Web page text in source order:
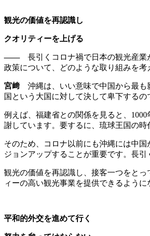
観光の価値を再認識し
クオリティーを上げる
――長引くコロナ禍で日本の観光産業
政策について、どのような取り組みを考
宮﨑 沖縄は、いい意味で中国から最も
国という大国に対して決して卑下する
例えば、福建省との関係を見ると、
謝しています。要するに、琉球王国の
そのため、コロナ以前にも沖縄には中
ジョンアップすることが重要です。長
観光の価値を再認識し、接客一つをと
ィーの高い観光事業を提供できるように
平和的外交を進めて行く